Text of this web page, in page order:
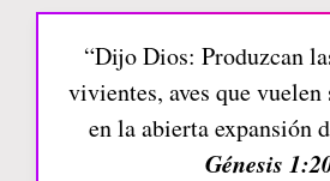
“Dijo Dios: Produzcan
vivientes, aves que
en la abierta expansión
Génesis